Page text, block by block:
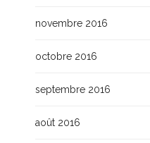
novembre 2016
octobre 2016
septembre 2016
août 2016